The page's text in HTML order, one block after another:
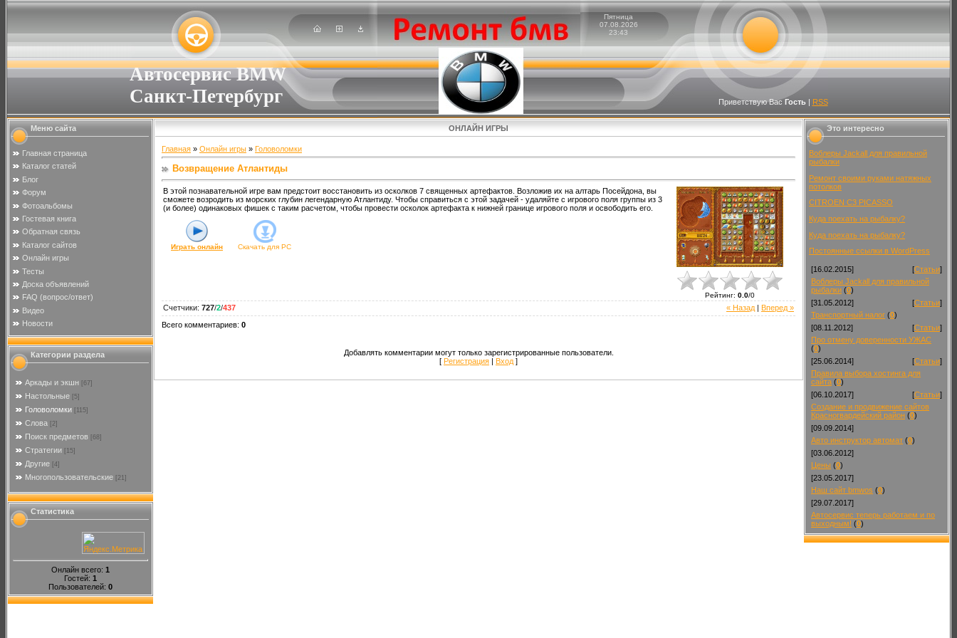
Автосервис BMW
Санкт-Петербург
Пятница
07.08.2026
23:43
Приветствую Вас Гость| RSS
Меню сайта
Главная страница
Каталог статей
Блог
Форум
Фотоальбомы
Гостевая книга
Обратная связь
Каталог сайтов
Онлайн игры
Тесты
Доска объявлений
FAQ (вопрос/ответ)
Видео
Новости
Категории раздела
Аркады и экшн [67]
Настольные [5]
Головоломки [115]
Слова [2]
Поиск предметов [68]
Стратегии [15]
Другие [4]
Многопользовательские [21]
Статистика
Онлайн всего: 1
Гостей: 1
Пользователей: 0
ОНЛАЙН ИГРЫ
Главная » Онлайн игры » Головоломки
Возвращение Атлантиды
В этой познавательной игре вам предстоит восстановить из осколков 7 священных артефактов. Возложив их на алтарь Посейдона, вы
сможете возродить из морских глубин легендарную Атлантиду. Чтобы справиться с этой задачей - удаляйте с игрового поля группы из 3
(и более) одинаковых фишек с таким расчетом, чтобы провести осколок артефакта к нижней границе игрового поля и освободить его.
Играть онлайн Скачать для PC
Рейтинг: 0.0/0
« Назад Вперед »
Счетчики: 727/2/437
Всего комментариев: 0
Добавлять комментарии могут только зарегистрированные пользователи.
[ Регистрация Вход ]
Это интересно
Воблеры Jackall для правильной
рыбалки
Ремонт своими руками натяжных
потолков
CITROEN C3 PICASSO
Куда поехать на рыбалку?
Куда поехать на рыбалку?
Постоянные ссылки в WordPress
[16.02.2015] [Статьи]
Воблеры Jackall для правильной
рыбалки (0)
[31.05.2012]
[Статьи]
Транспортный налог (0)
[08.11.2012]
[Статьи]
Про отмену доверенности УЖАС
(0)
[25.06.2014]
[Статьи]
Правила выбора хостинга для
сайта (0)
[06.10.2017]
[Статьи]
Создание и продвижение сайтов
Красногвардейский район (0)
[09.09.2014]
Авто инструктор автомат (0)
[03.06.2012]
Цены (0)
[23.05.2017]
Наш сайт bmwos (0)
[29.07.2017]
Автосервис теперь работаем и по
выходным! (0)